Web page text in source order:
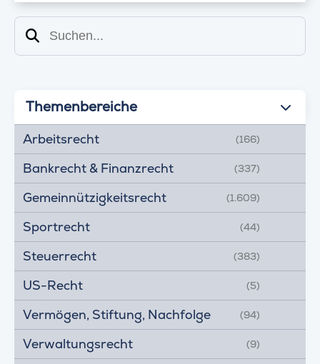
Suchen
Themenbereiche
Arbeitsrecht (166)
Bankrecht & Finanzrecht (337)
Gemeinnützigkeitsrecht (1.609)
Sportrecht (44)
Steuerrecht (383)
US-Recht (5)
Vermögen, Stiftung, Nachfolge (94)
Verwaltungsrecht (9)